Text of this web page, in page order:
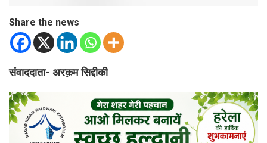
Share the news
संवाददाता- अरक़म सिद्दीकी